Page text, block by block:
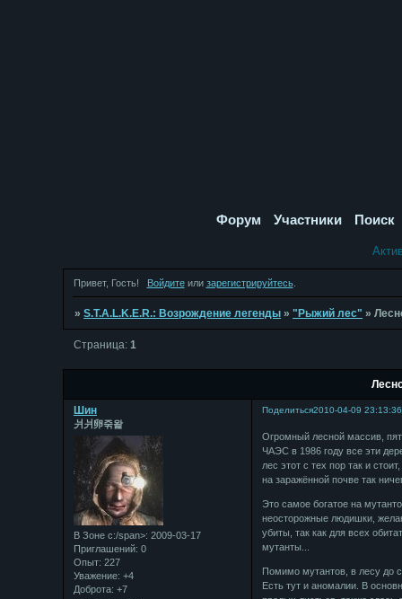
Форум Участники Поиск
Привет, Гость! Войдитеили зарегистрируйтесь.
»S.T.A.L.K.E.R.: Возрождение легенды »"Рыжий лес" »
Страница:1
Поделиться2010-04-09 23:13:36
Шин
⽙⽙卵죾왍
В Зоне с:/span>: 2009-03-17
Приглашений: 0
Опыт: 227
Уважение: +4
Доброта: +7
Огромный лесной массив,
ЧАЭС в 1986 году все эти
лес этот с тех пор так и
на заражённой почве так
Это самое богатое на
неосторожные людишки,
убиты, так как для всех
мутанты...
Помимо мутантов, в лесу до
Есть тут и аномалии. В